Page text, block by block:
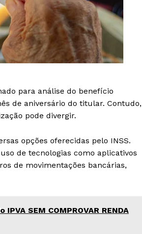
para análise do benefício
de aniversário do titular. Contudo,
pode divergir.
opções oferecidas pelo INSS.
de tecnologias como aplicativos
de movimentações bancárias,
IPVA SEM COMPROVAR RENDA